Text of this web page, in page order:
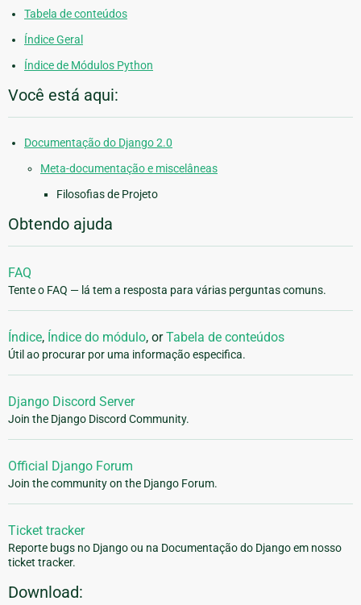
Tabela de conteúdos
Índice Geral
Índice de Módulos Python
Você está aqui:
Documentação do Django 2.0
Meta-documentação e miscelâneas
Filosofias de Projeto
Obtendo ajuda
FAQ
Tente o FAQ — lá tem a resposta para várias perguntas comuns.
Índice, Índice do módulo, orTabela de conteúdos
Útil ao procurar por uma informação especifica.
Django Discord Server
Join the Django Discord Community.
Official Django Forum
Join the community on the Django Forum.
Ticket tracker
Reporte bugs no Django ou na Documentação do Django em nosso
ticket tracker.
Download: